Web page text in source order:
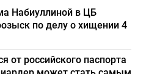
Набиуллиной в ЦБ
по делу о хищении 4
от российского паспорта